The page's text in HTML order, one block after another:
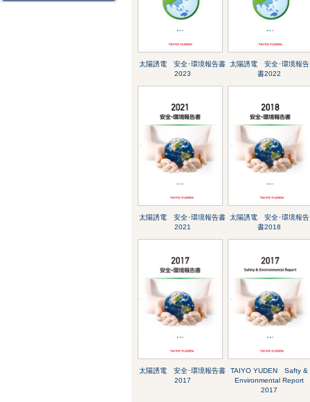
太陽誘電 安全･環境報告書
2023
太陽誘電 安全･環境報告
書2022
太陽誘電 安全･環境報告書
2021
太陽誘電 安全･環境報告
書2018
太陽誘電 安全･環境報告書
2017
TAIYO YUDEN Safty &
Environmental Report
2017